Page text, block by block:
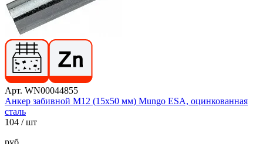
Арт. WN00044855
Анкер забивной М12 (15х50 мм) Mungo ESA, оцинкованная
сталь
104 / шт
руб.